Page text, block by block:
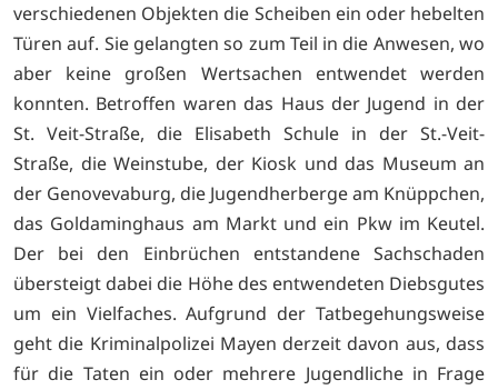
verschiedenen Objekten die Scheiben ein oder hebelten
Türen auf. Sie gelangten so zum Teil in die Anwesen, wo
aber keine großen Wertsachen entwendet werden
konnten. Betroffen waren das Haus der Jugend in der
St. Veit-Straße, die Elisabeth Schule in der St.-Veit-
Straße, die Weinstube, der Kiosk und das Museum an
der Genovevaburg, die Jugendherberge am Knüppchen,
das Goldaminghaus am Markt und ein Pkw im Keutel.
Der bei den Einbrüchen entstandene Sachschaden
übersteigt dabei die Höhe des entwendeten Diebsgutes
um ein Vielfaches. Aufgrund der Tatbegehungsweise
geht die Kriminalpolizei Mayen derzeit davon aus, dass
für die Taten ein oder mehrere Jugendliche in Frage